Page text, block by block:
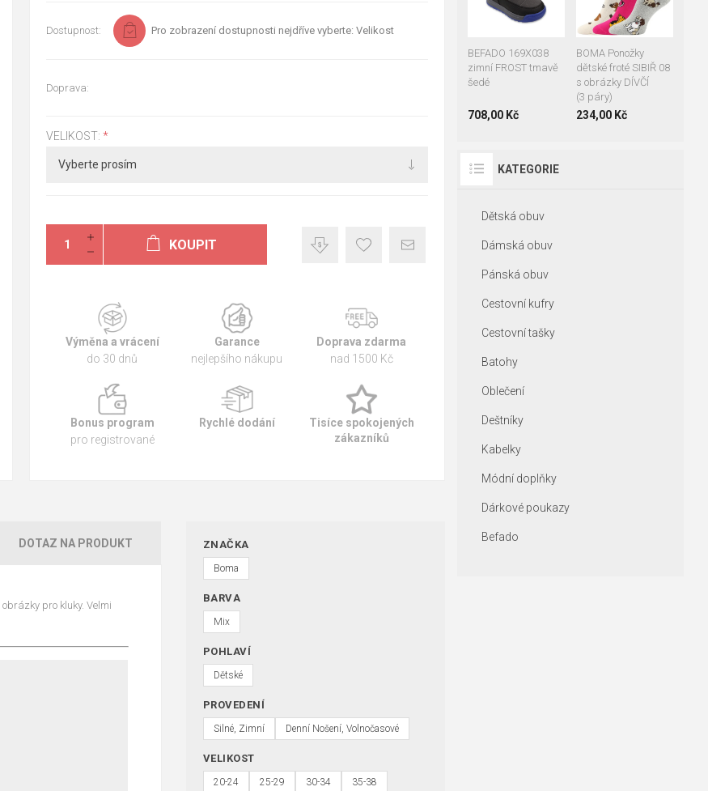
Dostupnost: Pro zobrazení dostupnosti nejdříve vyberte: Velikost
Doprava:
VELIKOST: *
KOUPIT
Výměna a vrácení
do 30 dnů
Garance
nejlepšího nákupu
Doprava zdarma
nad 1500 Kč
Bonus program
pro registrované
Rychlé dodání
Tisíce spokojených
zákazníků
DOTAZ NA PRODUKT
pro kluky. Velmi
ZNAČKA
Boma
BARVA
Mix
POHLAVÍ
Dětské
PROVEDENÍ
Silné, Zimní Denní Nošení, Volnočasové
VELIKOST
20-24 25-29 30-34 35-38
BEFADO 169X038
zimní FROST tmavě
šedé
708,00 Kč
BOMA Ponožky
dětské froté SIBIŘ 08
s obrázky DÍVČÍ
(3 páry)
234,00 Kč
KATEGORIE
Dětská obuv
Dámská obuv
Pánská obuv
Cestovní kufry
Cestovní tašky
Batohy
Oblečení
Deštníky
Kabelky
Módní doplňky
Dárkové poukazy
Befado